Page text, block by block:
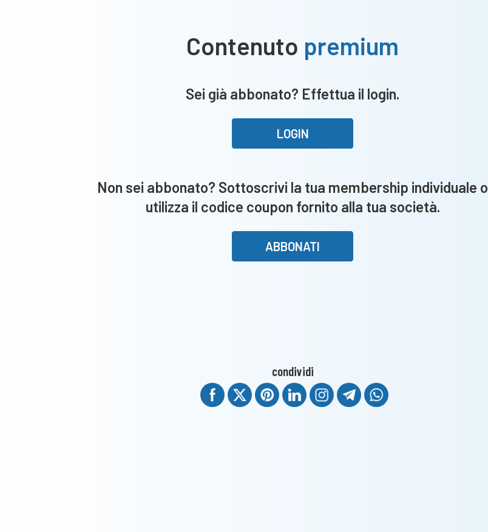
domenica
8
CazzagoBornato
domenica
retrocede
se…
Contenuto premium
Sei già abbonato? Effettua il login.
LOGIN
Non sei abbonato? Sottoscrivi la tua membership individuale o
utilizza il codice coupon fornito alla tua società.
ABBONATI
condividi